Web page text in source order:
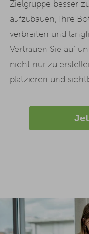
Zielgruppe besser
aufzubauen, Ihre
verbreiten und
Vertrauen Sie auf
nicht nur zu
platzieren und